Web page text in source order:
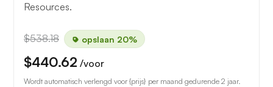
Resources.
$538.18 opslaan 20%
$440.62 /voor
Wordt automatisch verlengd voor {prijs} per maand gedurende 2 jaar.